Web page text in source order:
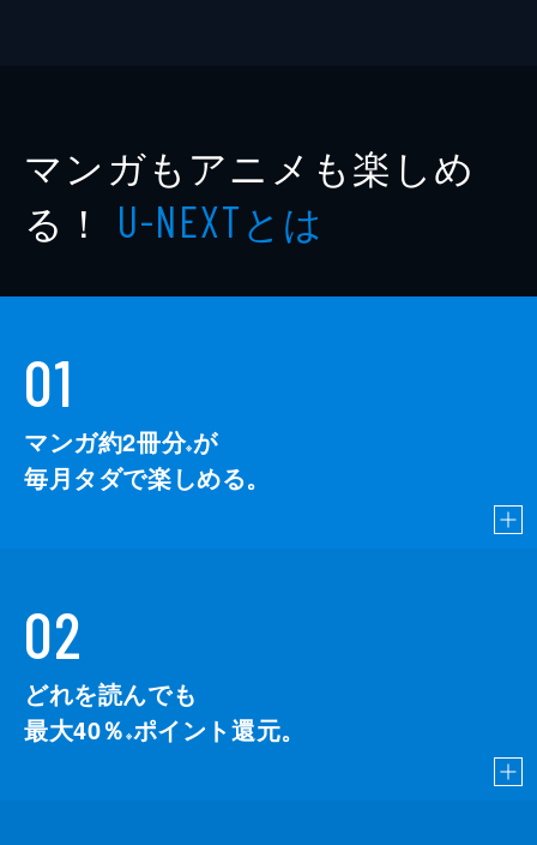
マンガもアニメも楽しめ
る！ U-NEXTとは
01
マンガ約2冊分※が
毎月タダで楽しめる。
02
どれを読んでも
最大40％ ※ポイント還元。